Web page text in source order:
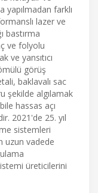
farklı
lazer ve
bastırma
ve folyolu
ve yansıtıcı
görüş
baklavalı sac
şekilde algılamak
hassas açı
2021'de 25. yıl
sistemleri
uzun vadede
üreticilerini